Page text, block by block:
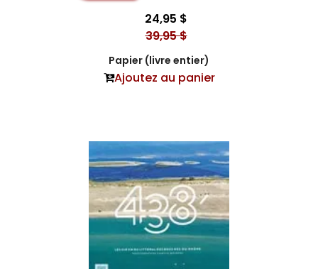
24,95 $
39,95 $
Papier (livre entier)
Ajoutez au panier